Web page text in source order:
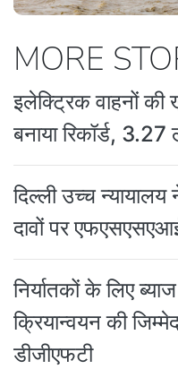
MORE
इलेक्ट्रिक वाहनों की
बनाया रिकॉर्ड,
दिल्ली उच्च
दावों पर
निर्यातकों के लिए
क्रियान्वयन की
डीजीएफटी